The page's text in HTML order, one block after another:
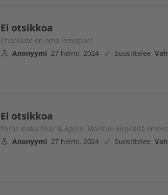
Ei otsikkoa
Chocolate on oma lemppari!
Anonyymi 27 helmi, 2024 Suosittelee
Ei otsikkoa
Paras maku Pear & Apple. Maistuu kirpeältä
Anonyymi 27 helmi, 2024 Suosittelee